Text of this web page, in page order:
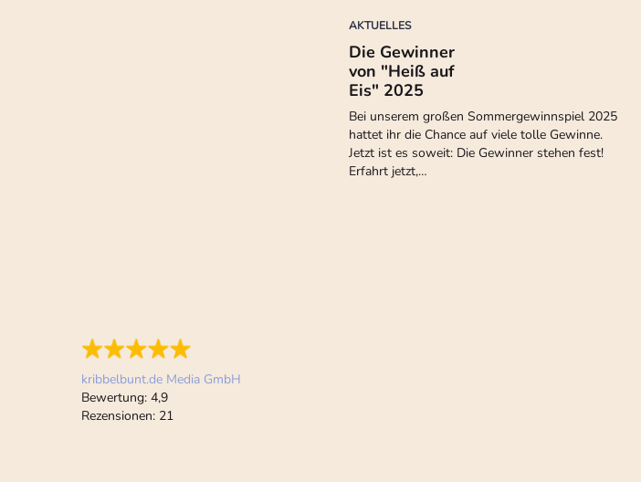
AKTUELLES
Die Gewinner
von "Heiß auf
Eis" 2025
Bei unserem großen Sommergewinnspiel 2025
hattet ihr die Chance auf viele tolle Gewinne.
Jetzt ist es soweit: Die Gewinner stehen fest!
Erfahrt jetzt,…
kribbelbunt.de Media GmbH
Bewertung: 4,9
Rezensionen: 21